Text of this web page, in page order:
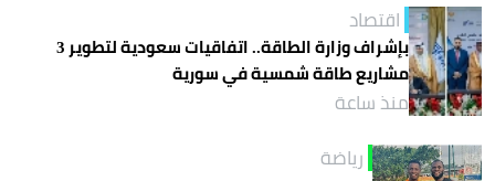
اقتصاد
بإشراف وزارة الطاقة.. اتفاقيات سعودية لتطوير 3
مشاريع طاقة شمسية في سورية
منذ ساعة
رياضة